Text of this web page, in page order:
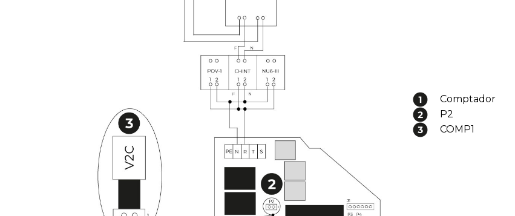
Comptador
P2
COMP1